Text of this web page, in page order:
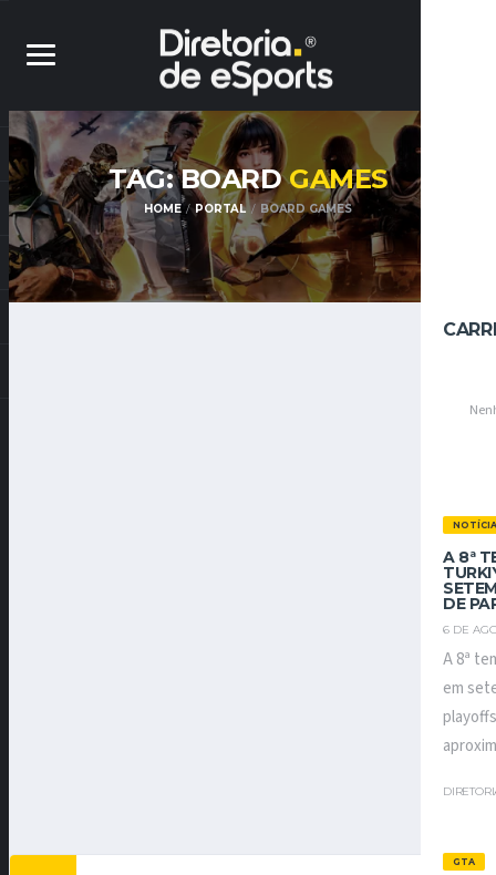
A 8ª
DE
6 DE
A 8ª
em
GTA
TAG: BOARDGAMES
HOME PORTAL BOARD GAMES